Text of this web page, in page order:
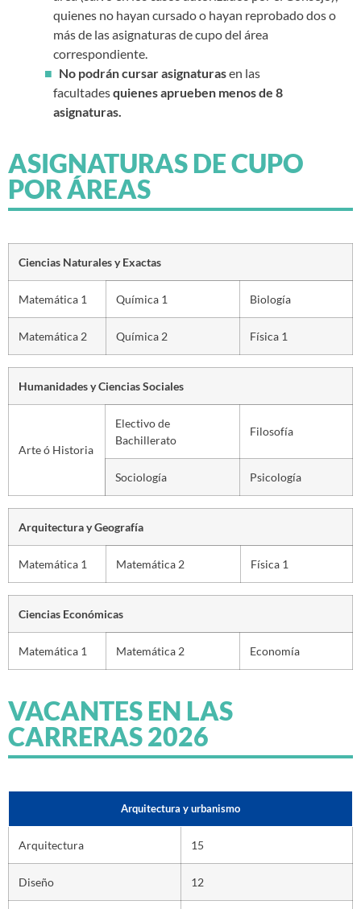
quienes no hayan cursado o hayan reprobado dos o
más de las asignaturas de cupo del área
correspondiente.
No podrán cursar asignaturasen las
facultadesquienes aprueben menos de 8
asignaturas.
ASIGNATURAS DE CUPO
POR ÁREAS
Ciencias Naturales y Exactas
Matemática 1 Química 1 Biología
Matemática 2 Química 2 Física 1
Humanidades y Ciencias Sociales
Arte ó Historia
Electivo de
Bachillerato
Filosofía
Sociología Psicología
Arquitectura y Geografía
Matemática 1 Matemática 2 Física 1
Ciencias Económicas
Matemática 1 Matemática 2 Economía
VACANTES EN LAS
CARRERAS 2026
Arquitectura y urbanismo
Arquitectura 15
Diseño 12